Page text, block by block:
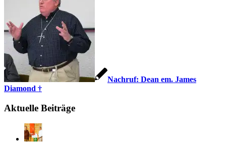
Nachruf: Dean em. James
Diamond †
Aktuelle Beiträge